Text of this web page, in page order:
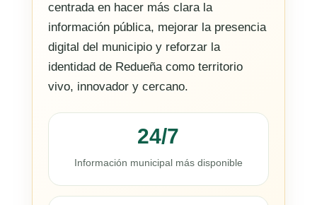
centrada en hacer más clara la
información pública, mejorar la presencia
digital del municipio y reforzar la
identidad de Redueña como territorio
vivo, innovador y cercano.
24/7
Información municipal más disponible